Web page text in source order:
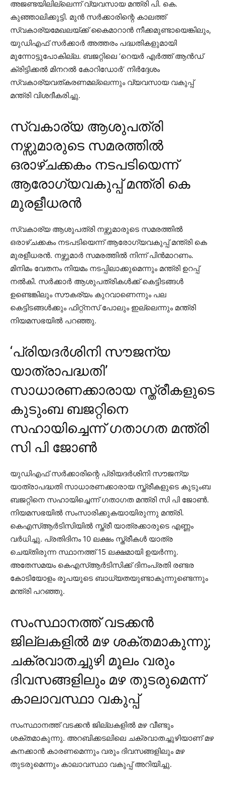
അജണ്ടയിലില്ലെന്ന് വ്യവസായ മന്ത്രി പി. കെ.
കുഞ്ഞാലിക്കുട്ടി. മുന്‍ സര്‍ക്കാരിന്റെ കാലത്ത്
സ്വകാര്യമേഖലയ്ക്ക് കൈമാറാന്‍ നീക്കമുണ്ടായെങ്കിലും,
യുഡിഎഫ് സര്‍ക്കാര്‍ അത്തരം പദ്ധതികളുമായി
മുന്നോട്ടുപോകില്ല. ബജറ്റിലെ ‘റെയര്‍ എര്‍ത്ത് ആന്‍ഡ്
ക്രിട്ടിക്കല്‍ മിനറല്‍ കോറിഡോര്‍’ നിര്‍ദ്ദേശം
സ്വകാര്യവത്കരണമല്ലെന്നും വ്യവസായ വകുപ്പ്
മന്ത്രി വിശദീകരിച്ചു.
സ്വകാര്യ ആശുപത്രി
നഴ്സുമാരുടെ സമരത്തില്‍
ഒരാഴ്ചക്കകം നടപടിയെന്ന്
ആരോഗ്യവകുപ്പ് മന്ത്രി കെ
മുരളീധരന്‍
സ്വകാര്യ ആശുപത്രി നഴ്സുമാരുടെ സമരത്തില്‍
ഒരാഴ്ചക്കകം നടപടിയെന്ന് ആരോഗ്യവകുപ്പ് മന്ത്രി കെ
മുരളീധരന്‍. നഴ്സുമാര്‍ സമരത്തില്‍ നിന്ന് പിന്‍മാറണം.
മിനിമം വേതനം നിയമം നടപ്പിലാക്കുമെന്നും മന്ത്രി ഉറപ്പ്
നല്‍കി. സര്‍ക്കാര്‍ ആശുപത്രികള്‍ക്ക് കെട്ടിടങ്ങള്‍
ഉണ്ടെങ്കിലും സൗകര്യം കുറവാണെന്നും പല
കെട്ടിടങ്ങള്‍ക്കും ഫിറ്റ്നസ് പോലും ഇല്ലെന്നും മന്ത്രി
നിയമസഭയില്‍ പറഞ്ഞു.
‘പ്രിയദര്‍ശിനി സൗജന്യ
യാത്രാപദ്ധതി’
സാധാരണക്കാരായ സ്ത്രീകളുടെ
കുടുംബ ബജറ്റിനെ
സഹായിച്ചെന്ന് ഗതാഗത മന്ത്രി
സി പി ജോണ്‍
യുഡിഎഫ് സര്‍ക്കാരിന്റെ പ്രിയദര്‍ശിനി സൗജന്യ
യാത്രാപദ്ധതി സാധാരണക്കാരായ സ്ത്രീകളുടെ കുടുംബ
ബജറ്റിനെ സഹായിച്ചെന്ന് ഗതാഗത മന്ത്രി സി പി ജോണ്‍.
നിയമസഭയില്‍ സംസാരിക്കുകയായിരുന്നു മന്ത്രി.
കെഎസ്ആര്‍ടിസിയില്‍ സ്ത്രീ യാത്രക്കാരുടെ എണ്ണം
വര്‍ധിച്ചു. പ്രതിദിനം 10 ലക്ഷം സ്ത്രീകള്‍ യാത്ര
ചെയ്തിരുന്ന സ്ഥാനത്ത് 15 ലക്ഷമായി ഉയര്‍ന്നു.
അതേസമയം കെഎസ്ആര്‍ടിസിക്ക് ദിനംപ്രതി രണ്ടര
കോടിയോളം രൂപയുടെ ബാധ്യതയുണ്ടാകുന്നുണ്ടെന്നും
മന്ത്രി പറഞ്ഞു.
സംസ്ഥാനത്ത് വടക്കന്‍
ജില്ലകളില്‍ മഴ ശക്തമാകുന്നു;
ചക്രവാതച്ചുഴി മൂലം വരും
ദിവസങ്ങളിലും മഴ തുടരുമെന്ന്
കാലാവസ്ഥാ വകുപ്പ്
സംസ്ഥാനത്ത് വടക്കന്‍ ജില്ലകളില്‍ മഴ വീണ്ടും
ശക്തമാകുന്നു. അറബിക്കടലിലെ ചക്രവാതച്ചുഴിയാണ് മഴ
കനക്കാന്‍ കാരണമെന്നും വരും ദിവസങ്ങളിലും മഴ
തുടരുമെന്നും കാലാവസ്ഥാ വകുപ്പ് അറിയിച്ചു.